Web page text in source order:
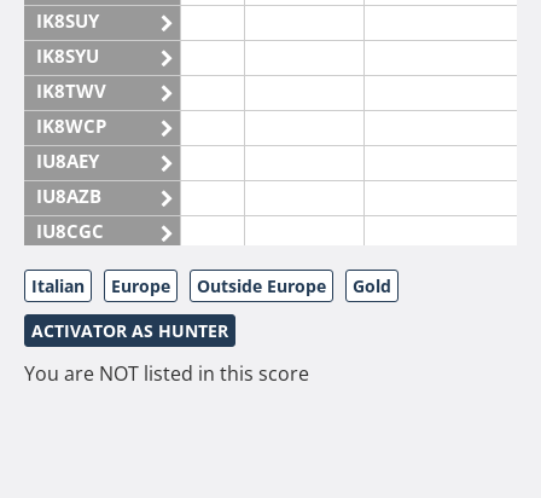
IK8SUY
IK8SYU
IK8TWV
IK8WCP
IU8AEY
IU8AZB
IU8CGC
IU8CKI
IU8DAM
IU8DAR
IU8DBE
Italian Europe Outside Europe
Gold
ACTIVATOR AS HUNTER
You are NOT listed in this score